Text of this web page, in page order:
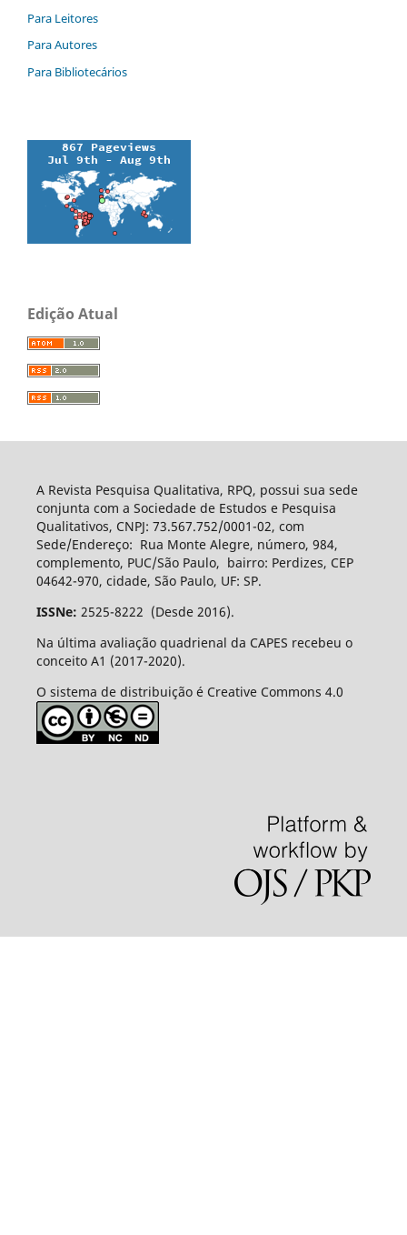
Para Leitores
Para Autores
Para Bibliotecários
Edição Atual
A Revista Pesquisa Qualitativa, RPQ, possui sua sede
conjunta com a Sociedade de Estudos e Pesquisa
Qualitativos, CNPJ: 73.567.752/0001-02, com
Sede/Endereço: Rua Monte Alegre, número, 984,
complemento, PUC/São Paulo, bairro: Perdizes, CEP
04642-970, cidade, São Paulo, UF: SP.
ISSNe: 2525-8222 (Desde 2016).
Na última avaliação quadrienal da CAPES recebeu o
conceito A1 (2017-2020).
O sistema de distribuição é Creative Commons 4.0